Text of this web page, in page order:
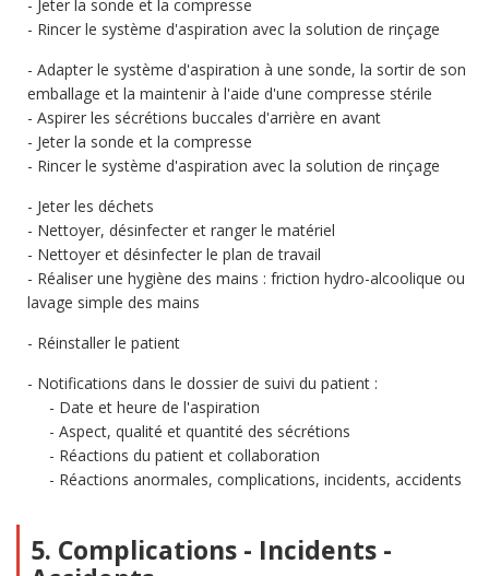
Jeter la sonde et la compresse
Rincer le système d'aspiration avec la solution de rinçage
Adapter le système d'aspiration à une sonde, la sortir de son
emballage et la maintenir à l'aide d'une compresse stérile
Aspirer les sécrétions buccales d'arrière en avant
Jeter la sonde et la compresse
Rincer le système d'aspiration avec la solution de rinçage
Jeter les déchets
Nettoyer, désinfecter et ranger le matériel
Nettoyer et désinfecter le plan de travail
Réaliser une hygiène des mains : friction hydro-alcoolique ou
lavage simple des mains
Réinstaller le patient
Notifications dans le dossier de suivi du patient :
Date et heure de l'aspiration
Aspect, qualité et quantité des sécrétions
Réactions du patient et collaboration
Réactions anormales, complications, incidents, accidents
5. Complications - Incidents -